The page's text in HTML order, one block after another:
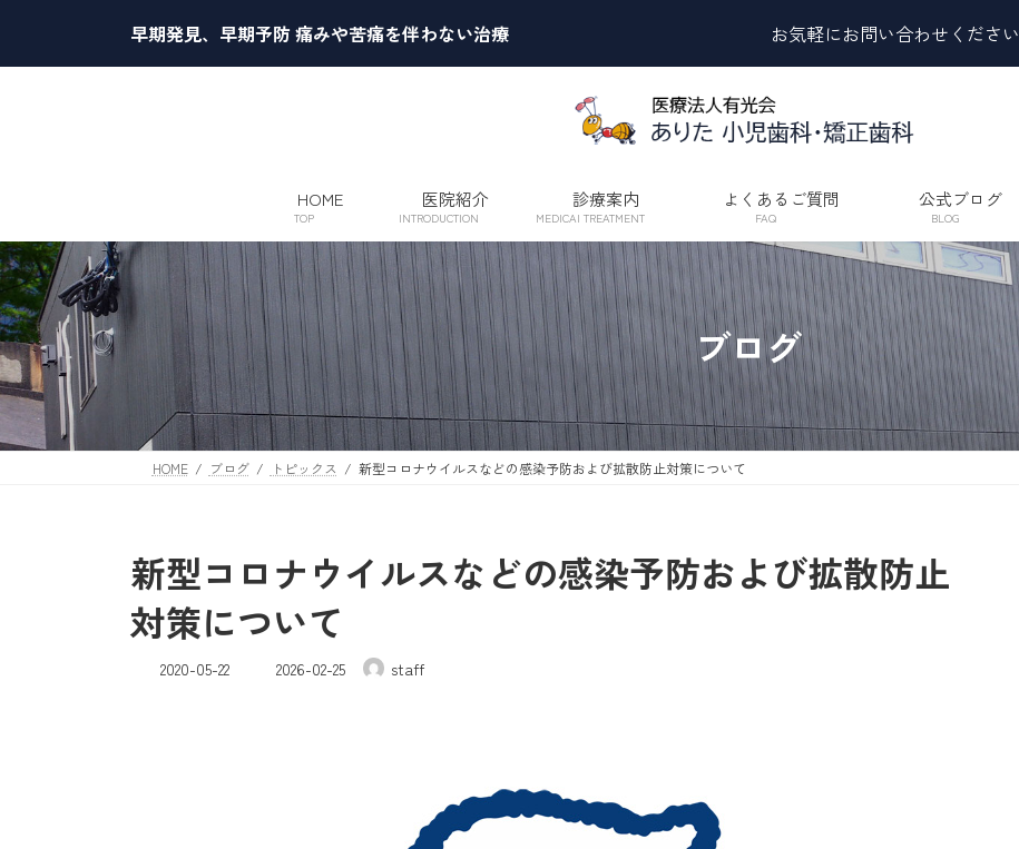
テ
プ
ゲ
動
早期発見、早期予防 痛みや苦痛を伴わない治療 お気軽にお問い合わせください
HOME
TOP
医院紹介
INTRODUCTION
診療案内
MEDICAI TREATMENT
よくあるご質問
FAQ
公式ブログ
BLOG
ブログ
HOME ブログ トピックス 新型コロナウイルスなどの感染予防および拡散防止対策について
新型コロナウイルスなどの感染予防および拡散防止
対策について
2020-05-22
最
2026-02-25 staff